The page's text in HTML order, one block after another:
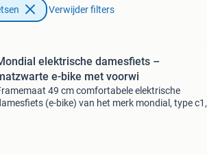
Verwijder filters
elektrische damesfiets –
e-bike met voorwi
49 cm comfortabele elektrische
(e-bike) van het merk mondial, type c1,